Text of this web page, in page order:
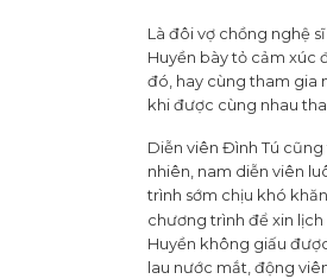
Là đôi vợ chồng nghệ
Huyền bày tỏ cảm xúc
đó, hay cùng tham gia
khi được cùng nhau
Diễn viên Đình Tú
nhiên, nam diễn viên
trình sớm chịu khó
chương trình để xin
Huyền không giấu
lau nước mắt, động